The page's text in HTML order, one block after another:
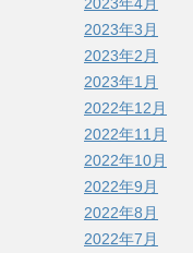
2023年3月
2023年2月
2023年1月
2022年12月
2022年11月
2022年10月
2022年9月
2022年8月
2022年7月